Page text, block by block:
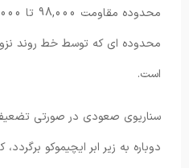
محدوده ای که توسط خط روند
است.
سناریوی صعودی در صورتی
دوباره به زیر ابر ایچیموکو